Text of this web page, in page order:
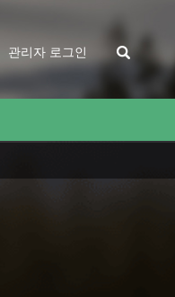
관리자 로그인